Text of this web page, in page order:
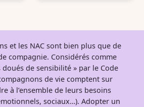
et les NAC sont bien plus que de
compagnie. Considérés comme
doués de sensibilité » par le Code
de vie comptent sur
à l’ensemble de leurs besoins
sociaux…). Adopter un